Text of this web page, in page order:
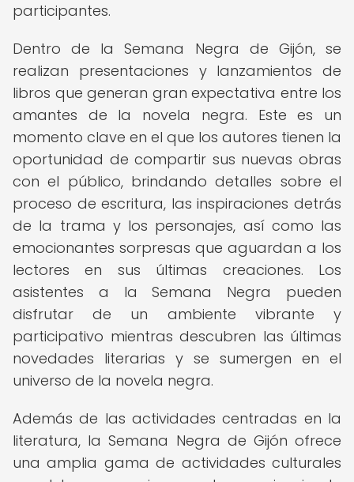
participantes.
Dentro de la Semana Negra de Gijón, se
realizan presentaciones y lanzamientos de
libros que generan gran expectativa entre los
amantes de la novela negra. Este es un
momento clave en el que los autores tienen la
oportunidad de compartir sus nuevas obras
con el público, brindando detalles sobre el
proceso de escritura, las inspiraciones detrás
de la trama y los personajes, así como las
emocionantes sorpresas que aguardan a los
lectores en sus últimas creaciones. Los
asistentes a la Semana Negra pueden
disfrutar de un ambiente vibrante y
participativo mientras descubren las últimas
novedades literarias y se sumergen en el
universo de la novela negra.
Además de las actividades centradas en la
literatura, la Semana Negra de Gijón ofrece
una amplia gama de actividades culturales